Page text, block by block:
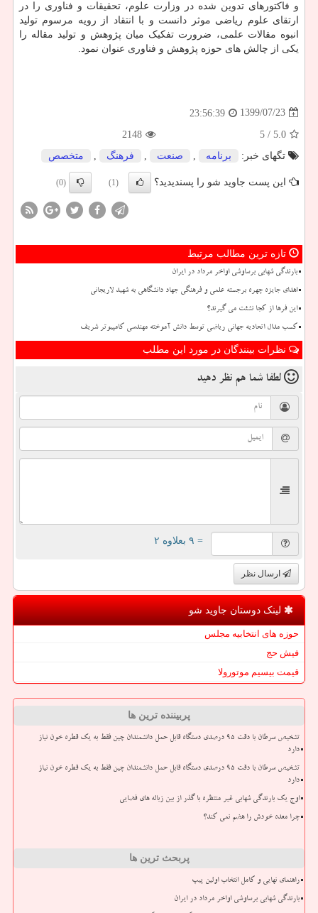
و فاکتورهای تدوین شده در وزارت علوم، تحقیقات و فناوری را در
ارتقای علوم ریاضی موثر دانست و با انتقاد از رویه مرسوم تولید
انبوه مقالات علمی، ضرورت تفکیک میان پژوهش و تولید مقاله را
یکی از چالش های حوزه پژوهش و فناوری عنوان نمود.
1399/07/23
23:56:39
5.0
/ 5
2148
تگهای خبر:
برنامه صنعت فرهنگ متخصص
این پست جاوید شو را پسندیدید؟ (1)
(0)
تازه ترین مطالب مرتبط
بارندگی شهابی برساوشی اواخر مرداد در ایران
اهدای جایزه چهره برجسته علمی و فرهنگی جهاد دانشگاهی به شهید لاریجانی
این فرها از کجا نشئت می گیرند؟
کسب مدال اتحادیه جهانی ریاضی توسط دانش آموخته مهندسی کامپیوتر شریف
نظرات بینندگان در مورد این مطلب
لطفا شما هم نظر دهید
= ۹ بعلاوه ۲
ارسال نظر
لینک دوستان جاوید شو
حوزه های انتخابیه مجلس
فیش حج
قیمت بیسیم موتورولا
پربیننده ترین ها
تشخیص سرطان با دقت ۹۵ درصدی دستگاه قابل حمل دانشمندان چین فقط به یک قطره خون نیاز
دارد
تشخیص سرطان با دقت ۹۵ درصدی دستگاه قابل حمل دانشمندان چین فقط به یک قطره خون نیاز
دارد
اوج یک بارندگی شهابی غیر منتظره با گذر از بین زباله های فضایی
چرا معده خودش را هضم نمی کند؟
پربحث ترین ها
راهنمای نهایی و کامل انتخاب اولین پیپ
بارندگی شهابی برساوشی اواخر مرداد در ایران